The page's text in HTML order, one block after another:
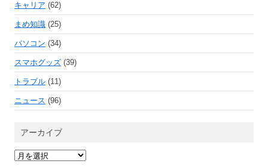
キャリア (62)
まめ知識 (25)
パソコン (34)
スマホグッズ (39)
トラブル (11)
ニュース (96)
アーカイブ
ア
ー